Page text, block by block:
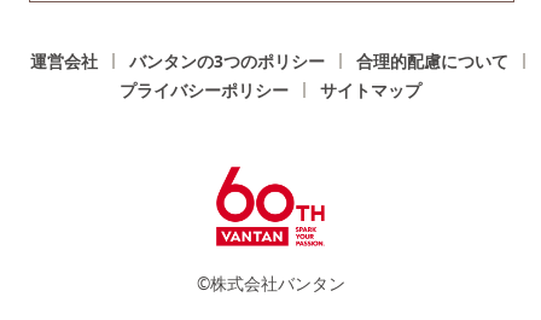
運営会社 バンタンの3つのポリシー
合理的配慮について
プライバシーポリシー
サイトマップ
©株式会社バンタン